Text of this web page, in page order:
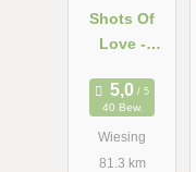
Shots Of
Love -
Weber
Photograph
y
40 Bew.
Wiesing
81.3 km